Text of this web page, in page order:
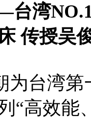
湾
传授吴
为台湾
“高效能